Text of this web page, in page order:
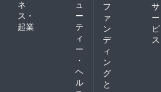
ネ
ス・
起業
ュ
ー
テ
ィ
ー
・
ヘ
ル
フ
ァ
ン
デ
ィ
ン
グ
と
サ
ー
ビ
ス